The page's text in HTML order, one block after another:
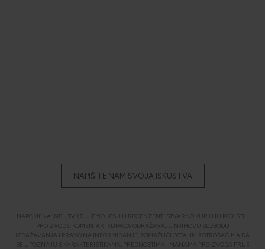
NAPIŠITE NAM SVOJA ISKUSTVA
NAPOMENA: NE UTVRĐUJEMO JESU LI RECENZENTI STVARNO KUPILI ILI KORISTILI
PROIZVODE. KOMENTARI KUPACA ODRAŽAVAJU NJIHOVU SLOBODU
IZRAŽAVANJA I PRAVO NA INFORMIRANJE, POMAŽUĆI OSTALIM POTROŠAČIMA DA
SE UPOZNAJU S KARAKTERISTIKAMA, PREDNOSTIMA I MANAMA PROIZVODA PRIJE